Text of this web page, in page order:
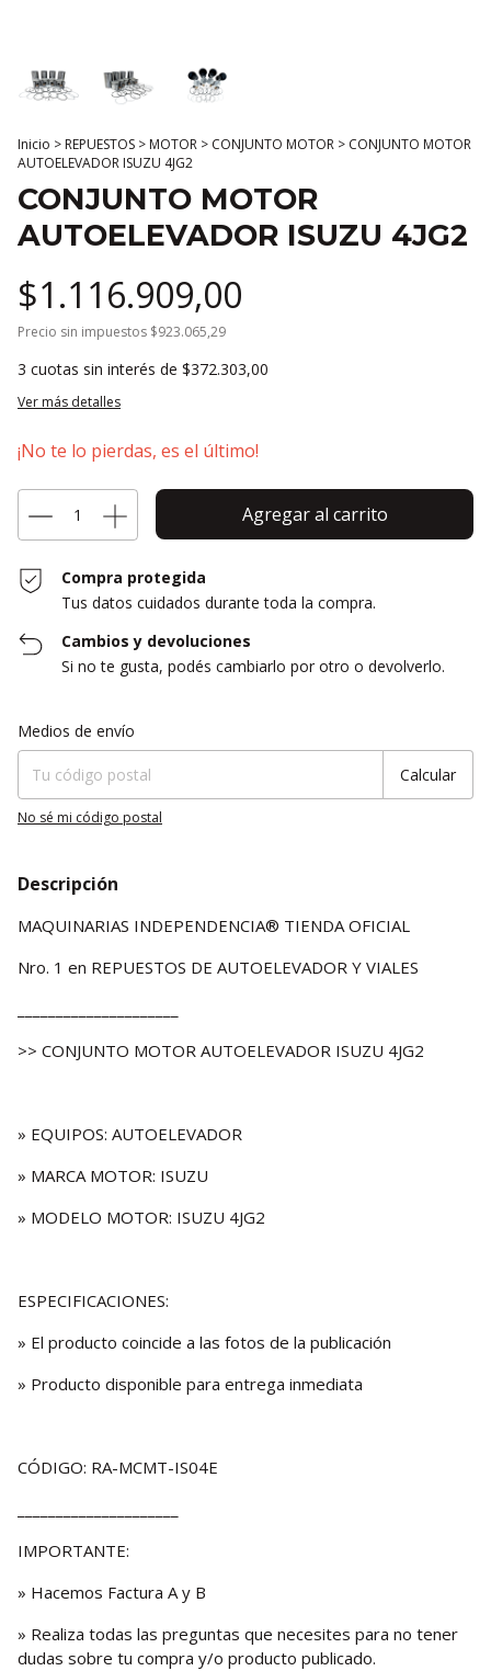
Inicio > REPUESTOS > MOTOR > CONJUNTO MOTOR > CONJUNTO MOTOR
AUTOELEVADOR ISUZU 4JG2
CONJUNTO MOTOR
AUTOELEVADOR ISUZU 4JG2
$1.116.909,00
Precio sin impuestos $923.065,29
3 cuotas sin interés de $372.303,00
Ver más detalles
¡No te lo pierdas, es el último!
Compra protegida
Tus datos cuidados durante toda la compra.
Cambios y devoluciones
Si no te gusta, podés cambiarlo por otro o devolverlo.
Entregas para el CP:
Medios de envío
Calcular
No sé mi código postal
Descripción
MAQUINARIAS INDEPENDENCIA® TIENDA OFICIAL
Nro. 1 en REPUESTOS DE AUTOELEVADOR Y VIALES
>> CONJUNTO MOTOR AUTOELEVADOR ISUZU 4JG2
» EQUIPOS: AUTOELEVADOR
» MARCA MOTOR: ISUZU
» MODELO MOTOR: ISUZU 4JG2
ESPECIFICACIONES:
» El producto coincide a las fotos de la publicación
» Producto disponible para entrega inmediata
CÓDIGO: RA-MCMT-IS04E
IMPORTANTE:
» Hacemos Factura A y B
» Realiza todas las preguntas que necesites para no tener
dudas sobre tu compra y/o producto publicado.